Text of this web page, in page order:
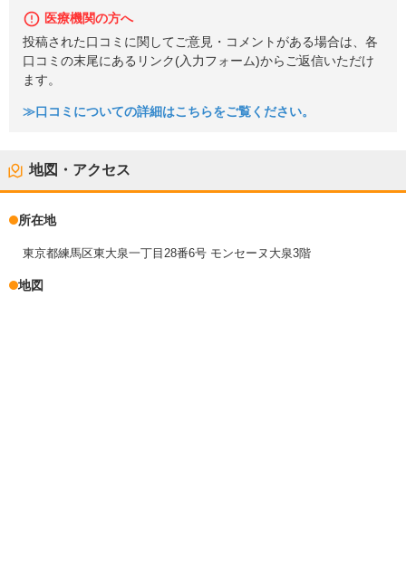
医療機関の方へ
投稿された口コミに関してご意見・コメントがある場合は、各
口コミの末尾にあるリンク(入力フォーム)からご返信いただけ
ます。
≫口コミについての詳細はこちらをご覧ください。
地図・アクセス
所在地
東京都練馬区東大泉一丁目28番6号 モンセーヌ大泉3階
地図